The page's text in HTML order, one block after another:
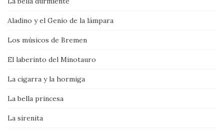
Aladino y el Genio de la lámpara
Los músicos de Bremen
El laberinto del Minotauro
La cigarra y la hormiga
La bella princesa
La sirenita